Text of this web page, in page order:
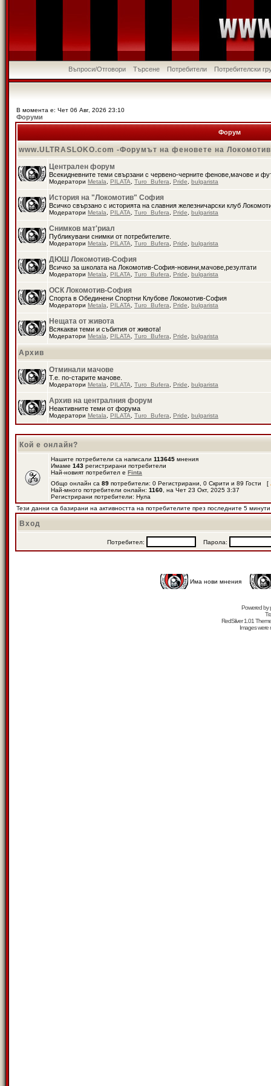
Въпроси/Отговори Търсене Потребители Потребителски
В момента е: Чет 06 Авг, 2026 23:10
Форуми
Форум
www.ULTRASLOKO.com -Форумът на феновете на
Централен форум
Всекидневните теми свързани с червено-черните фенове,мачове и
Модератори Metala PILATA Turo_Bufera Pride bulgarista
История на "Локомотив" София
Всичко свързано с историята на славния железничарски клуб
Модератори Metala PILATA Turo_Bufera Pride bulgarista
Снимков мат'риал
Публикувани снимки от потребителите.
Модератори Metala PILATA Turo_Bufera Pride bulgarista
ДЮШ Локомотив-София
Всичко за школата на Локомотив-София-новини,мачове,резултати
Модератори Metala PILATA Turo_Bufera Pride bulgarista
ОСК Локомотив-София
Спорта в Обединени Спортни Клубове Локомотив-София
Модератори Metala PILATA Turo_Bufera Pride bulgarista
Нещата от живота
Всякакви теми и събития от живота!
Модератори Metala PILATA Turo_Bufera Pride bulgarista
Архив
Отминали мачове
Т.е. по-старите мачове.
Модератори Metala PILATA Turo_Bufera Pride bulgarista
Архив на централния форум
Неактивните теми от форума
Модератори Metala PILATA Turo_Bufera Pride bulgarista
Кой е онлайн?
Нашите потребители са написали 113645 мнения
Имаме 143 регистрирани потребители
Най-новият потребител е Finta
Общо онлайн са 89 потребители: 0 Регистрирани, 0 Скрити и 89 Гости [
Най-много потребители онлайн: 1160 , на Чет 23 Окт, 2025 3:37
Регистрирани потребители: Нула
Тези данни са базирани на активността на потребителите през последните 5 минути
Вход
Потребител: Парола:
Има нови мнения
Powered by
RedSilver 1.01
Images were